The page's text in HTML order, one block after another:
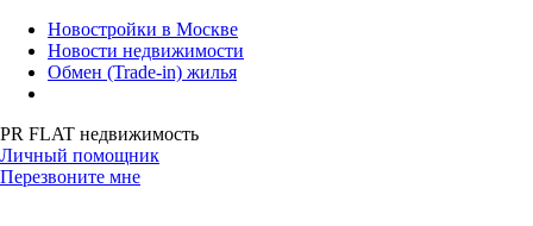
Новостройки в Москве
Новости недвижимости
Обмен (Trade-in) жилья
PR FLAT недвижимость
Личный помощник
Перезвоните мне